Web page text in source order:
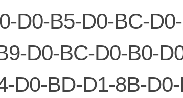
D0-B5-D0-BC-
D0-BC-D0-B0-
D0-BD-D1-8B-